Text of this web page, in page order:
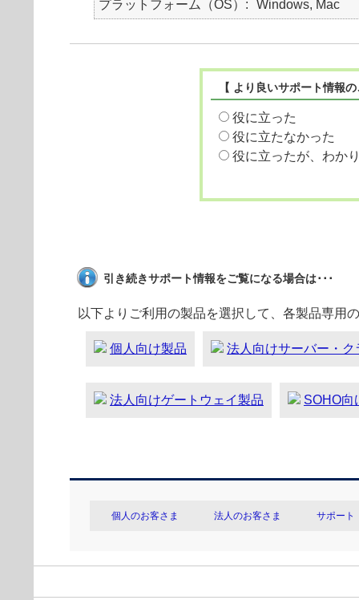
プラットフォーム（OS） Windows, Mac
【 より良いサポート情報
役に立った
役に立たなかった
役に立ったが、わか
引き続きサポート情報をご覧になる場合は･･･
以下よりご利用の製品を選択して、各製品専用
個人向け製品 法人向けサーバー・
法人向けゲートウェイ製品 SOHO向
個人のお客さま 法人のお客さま サポート